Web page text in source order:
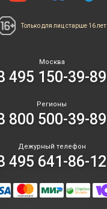
Только для лиц старше 16 лет
Москва
495 150-39-89
Регионы
800 500-39-89
Дежурный телефон
495 641-86-12